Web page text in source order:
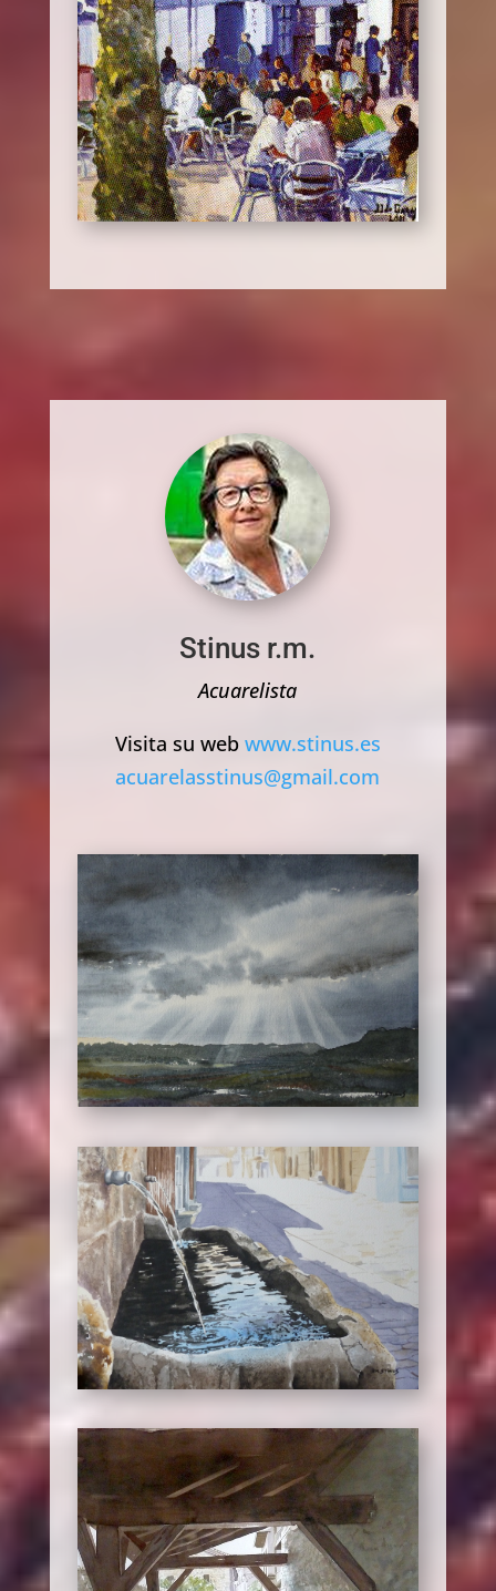
Stinus r.m.
Acuarelista
Visita su web www.stinus.es
acuarelasstinus@gmail.com